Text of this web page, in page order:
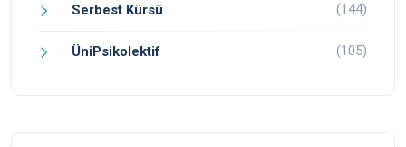
Serbest Kürsü (144)
ÜniPsikolektif (105)